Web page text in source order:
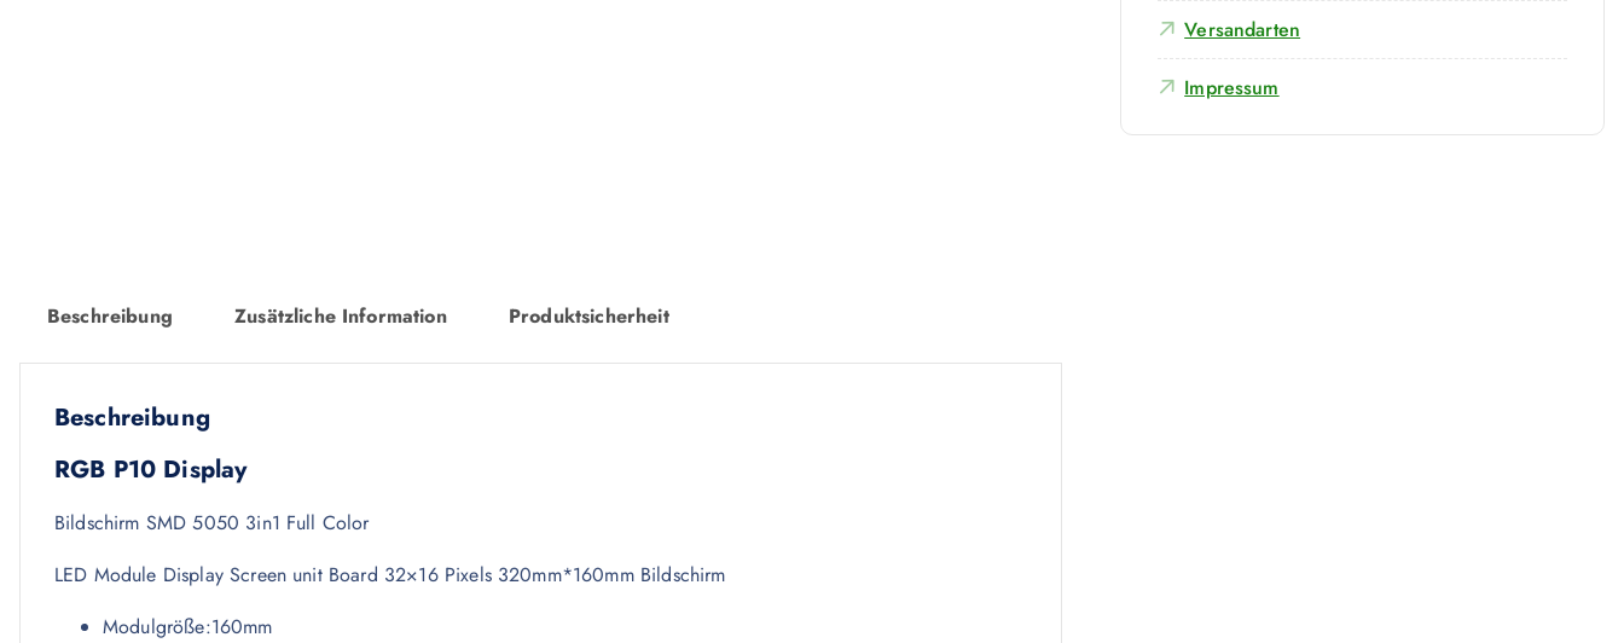
Beschreibung Zusätzliche Information Produktsicherheit
Beschreibung
RGB P10 Display
Bildschirm SMD 5050 3in1 Full Color
LED Module Display Screen unit Board 32×16 Pixels 320mm*160mm Bildschirm
Modulgröße:160mm
Versandarten
Impressum